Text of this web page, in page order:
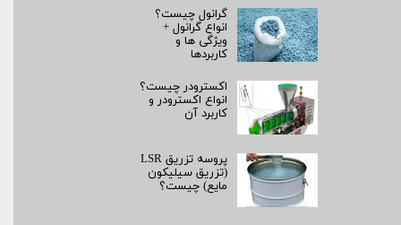
گرانول چیست؟
انواع گرانول +
ویژگی ها و
کاربردها
اکسترودر چیست؟
انواع اکسترودر و
کاربرد آن
پروسه تزریق LSR
(تزریق سیلیکون
مایع) چیست؟